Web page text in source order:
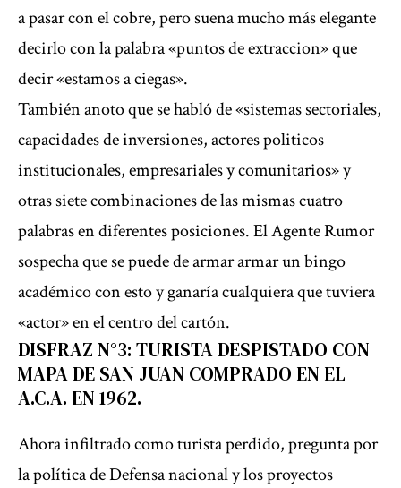
a pasar con el cobre, pero suena mucho más elegante
decirlo con la palabra «puntos de extraccion» que
decir «estamos a ciegas».
También anoto que se habló de «sistemas sectoriales,
capacidades de inversiones, actores politicos
institucionales, empresariales y comunitarios» y
otras siete combinaciones de las mismas cuatro
palabras en diferentes posiciones. El Agente Rumor
sospecha que se puede de armar armar un bingo
académico con esto y ganaría cualquiera que tuviera
«actor» en el centro del cartón.
DISFRAZ N°3: TURISTA DESPISTADO CON
MAPA DE SAN JUAN COMPRADO EN EL
A.C.A. EN 1962.
Ahora infiltrado como turista perdido, pregunta por
la política de Defensa nacional y los proyectos